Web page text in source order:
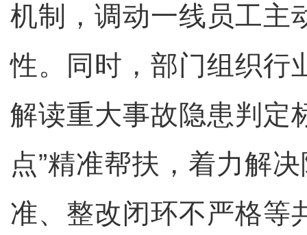
机制，调动一线员工主
性。同时，部门组织行
解读重大事故隐患判定
点”精准帮扶，着力解
准、整改闭环不严格等